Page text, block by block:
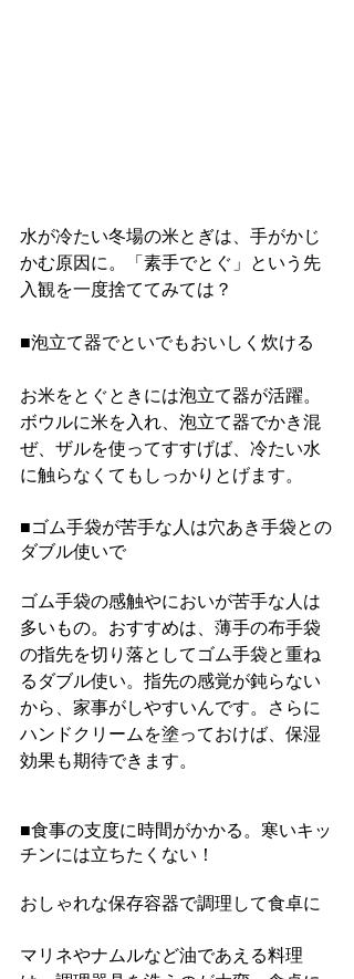
水が冷たい冬場の米とぎは、手がかじ
かむ原因に。「素手でとぐ」という先
入観を一度捨ててみては？
■泡立て器でといでもおいしく炊ける
お米をとぐときには泡立て器が活躍。
ボウルに米を入れ、泡立て器でかき混
ぜ、ザルを使ってすすげば、冷たい水
に触らなくてもしっかりとげます。
■ゴム手袋が苦手な人は穴あき手袋との
ダブル使いで
ゴム手袋の感触やにおいが苦手な人は
多いもの。おすすめは、薄手の布手袋
の指先を切り落としてゴム手袋と重ね
るダブル使い。指先の感覚が鈍らない
から、家事がしやすいんです。さらに
ハンドクリームを塗っておけば、保湿
効果も期待できます。
■食事の支度に時間がかかる。寒いキッ
チンには立ちたくない！
おしゃれな保存容器で調理して食卓に
マリネやナムルなど油であえる料理